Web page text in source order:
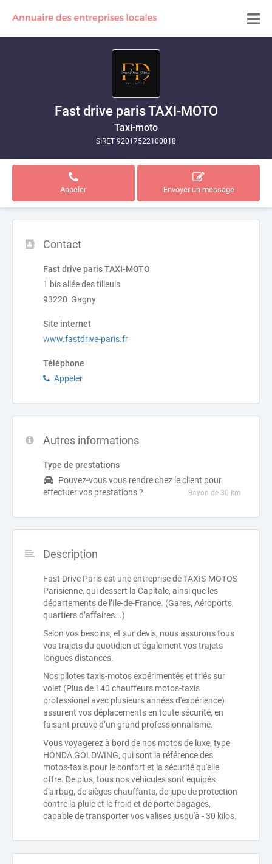
Fast drive paris TAXI-MOTO
Taxi-moto
SIRET 92017522100018
Appeler Envoyer un message
Contact
Fast drive paris TAXI-MOTO
1 bis allée des tilleuls
93220 Gagny
Site internet
www.fastdrive-paris.fr
Téléphone
Appeler
Autres informations
Type de prestations
Pouvez-vous vous rendre chez le client pour
effectuer vos prestations ?
Rayon de 30 km
Description
Fast Drive Paris est une entreprise de TAXIS-MOTOS
Parisienne, qui dessert la Capitale, ainsi que les
départements de l’Ile-de-France. (Gares, Aéroports,
quartiers d’affaires...)
Selon vos besoins, et sur devis, nous assurons tous
vos trajets du quotidien et également vos trajets
longues distances.
Nos pilotes taxis-motos expérimentés et triés sur
volet (Plus de 140 chauffeurs motos-taxis
professionel avec plusieurs années d'expérience)
assurent vos déplacements en toute sécurité, en
faisant preuve d’un grand professionnalisme.
Vous voyagerez à bord de nos motos de luxe, type
HONDA GOLDWING, qui sont la référence des
motos-taxis pour le confort et la sécurité qu'elle
offre. De plus, tous nos véhicules sont équipés
d'airbag, de sièges chauffants, de jupe de protection
contre la pluie et le froid et de porte-bagages,
capable de transporter vos valises jusqu'à - 30 kilos.